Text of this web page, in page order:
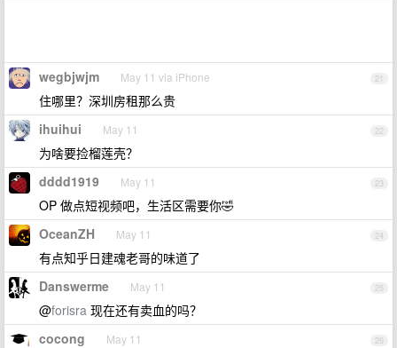
21
wegbjwjm May 11 via iPhone
住哪里？深圳房租那么贵
22
ihuihui May 11
为啥要捡榴莲壳？
23
dddd1919 May 11
OP 做点短视频吧，生活区需要你🤣
24
OceanZH May 11
有点知乎日建魂老哥的味道了
25
Danswerme May 11
@forisra 现在还有卖血的吗？
26
cocong May 11